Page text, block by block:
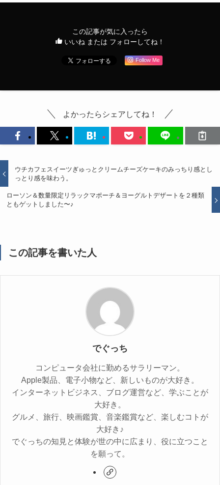
この記事が気に入ったら
いいね または フォローしてね！
Follow Me
よかったらシェアしてね！
ウチカフェスイーツぎゅっとクリームチーズケーキのみっちり感とし
っとり感を味わう。
ローソン＆数量限定リラックマポーチ＆ヨーグルトデザートを２種類
ともゲットしました〜♪
この記事を書いた人
でぐっち
コンピュータ会社に勤めるサラリーマン。
Apple製品、電子小物など、新しいものが大好き。
インターネットビジネス、ブログ運営など、学ぶことが
大好き。
グルメ、旅行、映画鑑賞、音楽鑑賞など、楽しむコトが
大好き♪
でぐっちの知見と体験が世の中に広まり、役に立つこと
を願って。